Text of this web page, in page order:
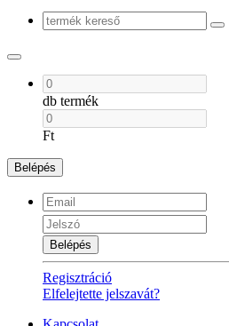
db termék
Ft
Belépés
Belépés
Regisztráció
Elfelejtette jelszavát?